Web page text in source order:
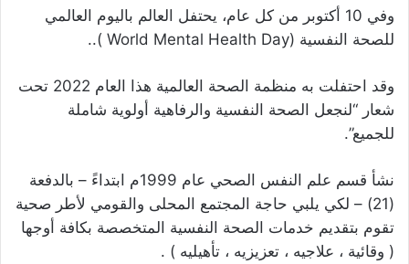
وفي 10 أكتوبر من كل عام، يحتفل العالم باليوم العالمي
للصحة النفسية (World Mental Health Day )..
وقد احتفلت به منظمة الصحة العالمية هذا العام 2022 تحت
شعار “لنجعل الصحة النفسية والرفاهية أولوية شاملة
للجميع”.
نشأ قسم علم النفس الصحي عام 1999م ابتداءً – بالدفعة
(21) – لكي يلبي حاجة المجتمع المحلى والقومي لأطر صحية
تقوم بتقديم خدمات الصحة النفسية المتخصصة بكافة أوجها
( وقائية ، علاجيه ، تعزيزيه ، تأهيليه ) .